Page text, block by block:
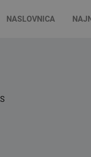
NASLOVNICA